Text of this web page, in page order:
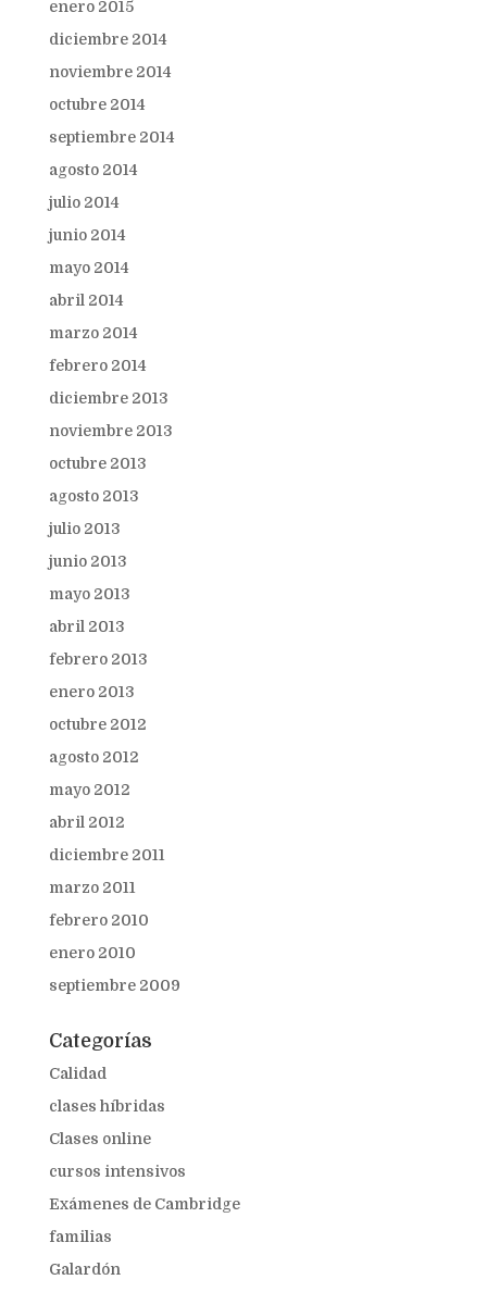
enero 2015
diciembre 2014
noviembre 2014
octubre 2014
septiembre 2014
agosto 2014
julio 2014
junio 2014
mayo 2014
abril 2014
marzo 2014
febrero 2014
diciembre 2013
noviembre 2013
octubre 2013
agosto 2013
julio 2013
junio 2013
mayo 2013
abril 2013
febrero 2013
enero 2013
octubre 2012
agosto 2012
mayo 2012
abril 2012
diciembre 2011
marzo 2011
febrero 2010
enero 2010
septiembre 2009
Categorías
Calidad
clases híbridas
Clases online
cursos intensivos
Exámenes de Cambridge
familias
Galardón